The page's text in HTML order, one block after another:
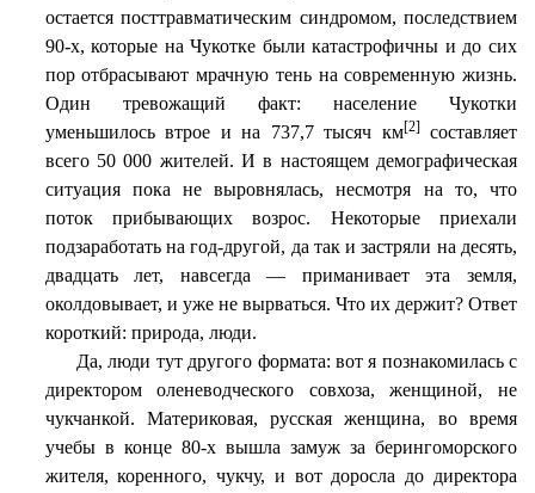
остается посттравматическим синдромом, последствием
90-х, которые на Чукотке были катастрофичны и до сих
пор отбрасывают мрачную тень на современную жизнь.
Один тревожащий факт: население Чукотки
уменьшилось втрое и на 737,7 тысяч км[2]составляет
всего 50 000 жителей. И в настоящем демографическая
ситуация пока не выровнялась, несмотря на то, что
поток прибывающих возрос. Некоторые приехали
подзаработать на год-другой, да так и застряли на десять,
двадцать лет, навсегда — приманивает эта земля,
околдовывает, и уже не вырваться. Что их держит? Ответ
короткий: природа, люди.
Да, люди тут другого формата: вот я познакомилась с
директором оленеводческого совхоза, женщиной, не
чукчанкой. Материковая, русская женщина, во время
учебы в конце 80-х вышла замуж за берингоморского
жителя, коренного, чукчу, и вот доросла до директора